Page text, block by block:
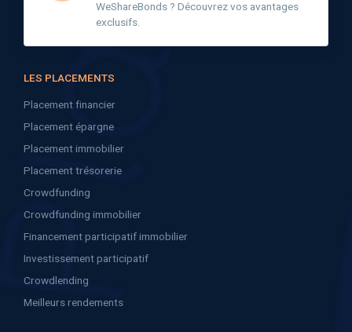
WeShareBonds ? Découvrez vos avantages
exclusifs.
LES PLACEMENTS
Placement financier
Placement épargne
Placement immobilier
Placement trésorerie
Crowdfunding
Crowdfunding immobilier
Financement participatif immobilier
Investissement participatif
Crowdlending
Meilleurs rendements